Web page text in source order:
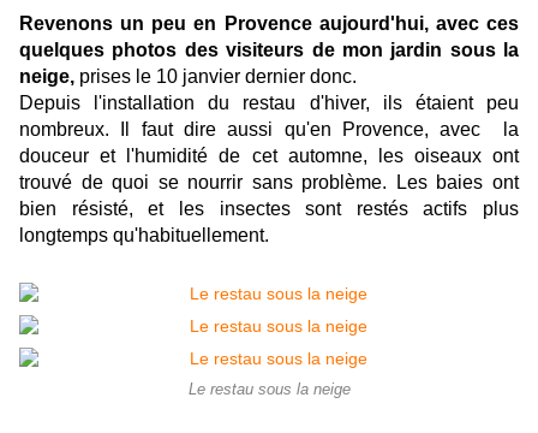
Revenons un peu en Provence aujourd'hui, avec ces
quelques photos des visiteurs de mon jardin sous la
neige, prises le 10 janvier dernier donc.
Depuis l'installation du restau d'hiver, ils étaient peu
nombreux. Il faut dire aussi qu'en Provence, avec la
douceur et l'humidité de cet automne, les oiseaux ont
trouvé de quoi se nourrir sans problème. Les baies ont
bien résisté, et les insectes sont restés actifs plus
longtemps qu'habituellement.
Le restau sous la neige